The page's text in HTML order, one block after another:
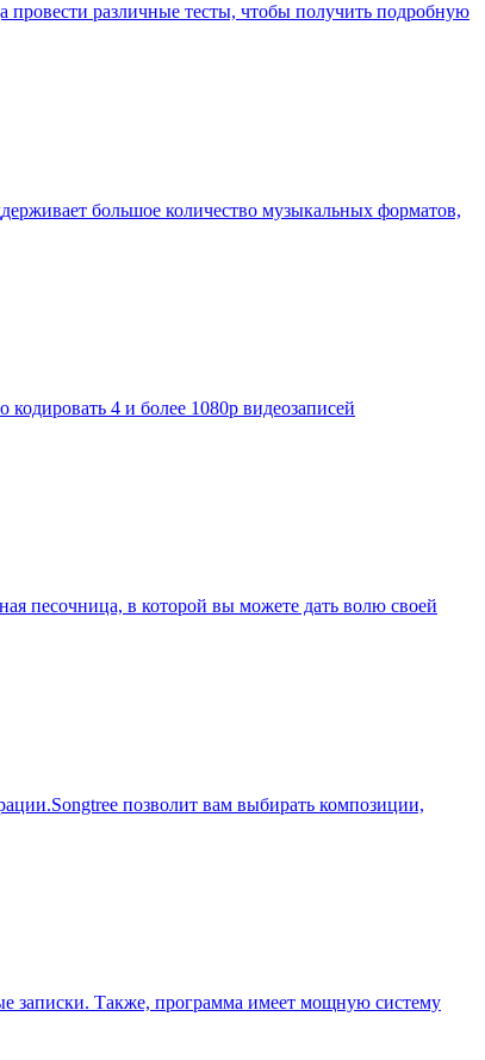
различные тесты, чтобы получить подробную
большое количество музыкальных форматов,
4 и более 1080p видеозаписей
песочница, в которой вы можете дать волю своей
позволит вам выбирать композиции,
записки. Также, программа имеет мощную систему